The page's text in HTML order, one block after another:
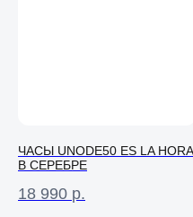
ЧАСЫ UNODE50 ES LA HORA
В СЕРЕБРЕ
18 990 р.